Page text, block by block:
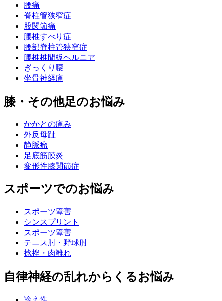
腰痛
脊柱管狭窄症
股関節痛
腰椎すべり症
腰部脊柱管狭窄症
腰椎椎間板ヘルニア
ぎっくり腰
坐骨神経痛
膝・その他足のお悩み
かかとの痛み
外反母趾
静脈瘤
足底筋膜炎
変形性膝関節症
スポーツでのお悩み
スポーツ障害
シンスプリント
スポーツ障害
テニス肘・野球肘
捻挫・肉離れ
自律神経の乱れからくるお悩み